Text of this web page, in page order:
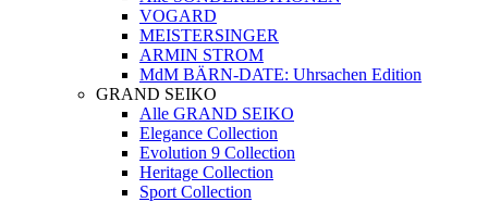
VOGARD
MEISTERSINGER
ARMIN STROM
MdM BÄRN-DATE: Uhrsachen Edition
GRAND SEIKO
Alle GRAND SEIKO
Elegance Collection
Evolution 9 Collection
Heritage Collection
Sport Collection